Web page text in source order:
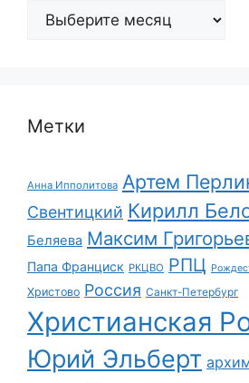
Архивы
Метки
Анна Ипполитова Артем
Свентицкий Кирилл
Беляева Максим
Папа Франциск РКЦВО РПЦ
Христово Россия Санкт-Петербург
Христианская
Юрий Эльберт